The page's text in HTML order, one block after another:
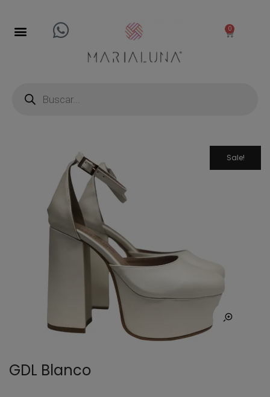
0
Sale!
GDL Blanco